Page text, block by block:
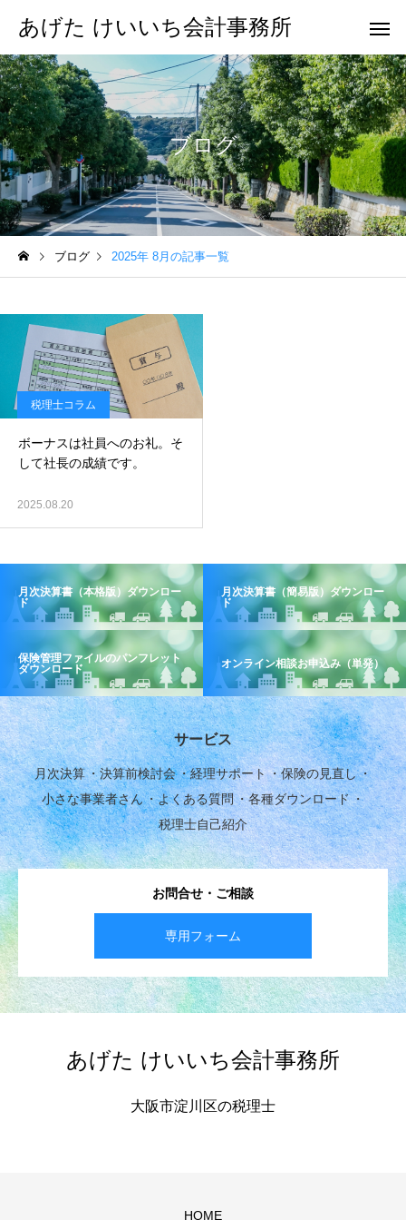
あげた けいいち会計事務所
ブログ
ブログ 2025年 8月の記事一覧
税理士コラム
ボーナスは社員へのお礼。そ
して社長の成績です。
2025.08.20
月次決算書（本格版）ダウンロー
ド
月次決算書（簡易版）ダウンロー
ド
保険管理ファイルのパンフレット
ダウンロード
オンライン相談お申込み（単発）
サービス
月次決算 決算前検討会 経理サポート
保険の見直し
小さな事業者さん
よくある質問
各種ダウンロード
税理士自己紹介
お問合せ・ご相談
専用フォーム
あげた けいいち会計事務所
大阪市淀川区の税理士
HOME